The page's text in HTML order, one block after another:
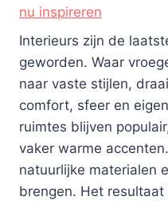
nu inspireren
Interieurs zijn de
geworden. Waar
naar vaste stijlen,
comfort, sfeer en
ruimtes blijven
vaker warme
natuurlijke materialen
brengen. Het